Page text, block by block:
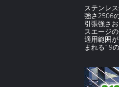
ステンレ
強さ2506
引張強さ
スエージ
適用範囲
まれる19